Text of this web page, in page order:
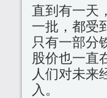
直到有一天
一批，都受
只有一部分
股价也一直
人们对未来
入。